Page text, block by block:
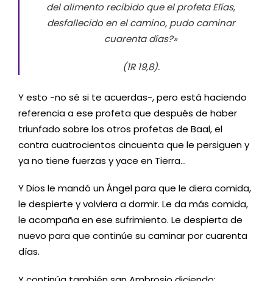
del alimento recibido que el profeta Elías,
desfallecido en el camino, pudo caminar
cuarenta días?»
(1R 19,8).
Y esto -no sé si te acuerdas-, pero está haciendo
referencia a ese profeta que después de haber
triunfado sobre los otros profetas de Baal, el
contra cuatrocientos cincuenta que le persiguen y
ya no tiene fuerzas y yace en Tierra…
Y Dios le mandó un Ángel para que le diera comida,
le despierte y volviera a dormir. Le da más comida,
le acompaña en ese sufrimiento. Le despierta de
nuevo para que continúe su caminar por cuarenta
días.